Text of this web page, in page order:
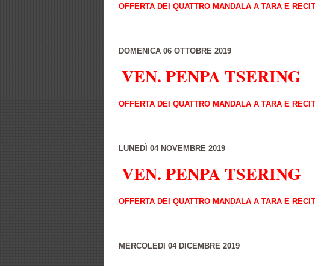
OFFERTA DEI QUATTRO MANDALA A TARA E
DOMENICA 06 OTTOBRE 2019
VEN. PENPA TSERING
OFFERTA DEI QUATTRO MANDALA A TARA E
LUNEDÌ 04 NOVEMBRE 2019
VEN. PENPA TSERING
OFFERTA DEI QUATTRO MANDALA A TARA E
MERCOLEDI 04 DICEMBRE 2019